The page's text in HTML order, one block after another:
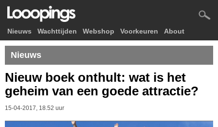
Nieuws Wachttijden Webshop Voorkeuren About
Nieuws
Nieuw boek onthult: wat is het
geheim van een goede attractie?
15-04-2017, 18.52 uur